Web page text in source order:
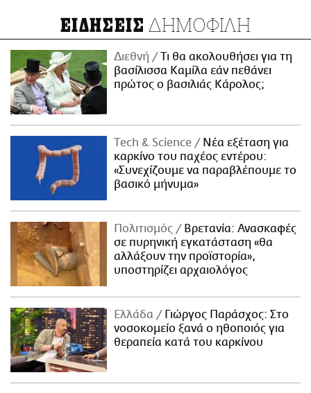
ΕΙΔΗΣΕΙΣ ΔΗΜΟΦΙΛΗ
Διεθνή
Τι θα ακολουθήσει για τη
βασίλισσα Καμίλα εάν πεθάνει
πρώτος ο βασιλιάς Κάρολος;
Τech & Science
Νέα εξέταση για
καρκίνο του παχέος εντέρου:
«Συνεχίζουμε να παραβλέπουμε το
βασικό μήνυμα»
Πολιτισμός
Βρετανία: Ανασκαφές
σε πυρηνική εγκατάσταση «θα
αλλάξουν την προϊστορία»,
υποστηρίζει αρχαιολόγος
Ελλάδα
Γιώργος Παράσχος: Στο
νοσοκομείο ξανά ο ηθοποιός για
θεραπεία κατά του καρκίνου